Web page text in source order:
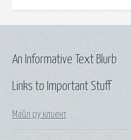
Links to Important Stuff
Майл ру клиент
An Informative Text Blurb